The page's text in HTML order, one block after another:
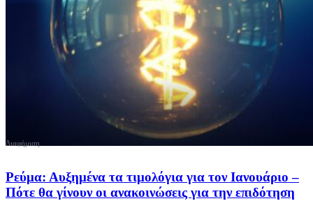
Ρεύμα: Αυξημένα τα τιμολόγια για τον Ιανουάριο –
Πότε θα γίνουν οι ανακοινώσεις για την επιδότηση